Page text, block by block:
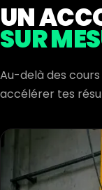
UN
SUR
Au-delà des
accélérer tes